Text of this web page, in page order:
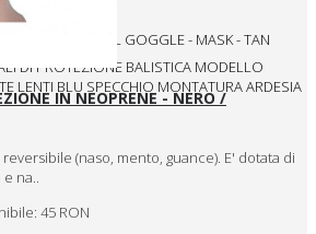
PAINTBALL GOGGLE - MASK - TAN
DI PROTEZIONE BALISTICA MODELLO
LENTI BLU SPECCHIO MONTATURA ARDESIA
IN NEOPRENE - NERO /
(naso, mento, guance). E' dotata di
na..
45 RON